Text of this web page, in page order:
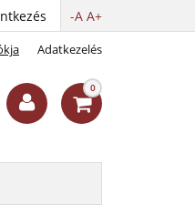
-A A+
Adatkezelés
0